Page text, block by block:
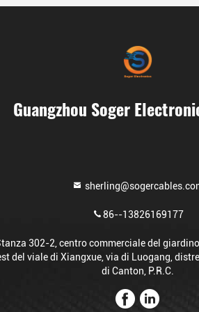
Guangzhou Soger
86--13826169177
302-2, centro commerciale del giardino
del viale di Xiangxue, via di Luogang,
di Canton, P.R.C.